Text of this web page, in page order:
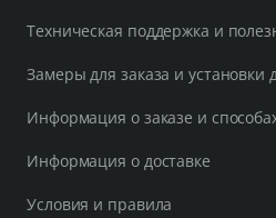
Техническая поддержка и
Замеры для заказа и установки
Информация о заказе и
Информация о доставке
Условия и правила